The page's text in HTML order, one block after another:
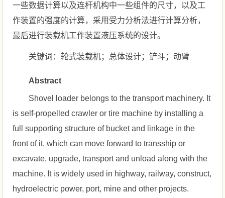
一些数据计算以及连杆机构中一些组件的尺寸，以及工
作装置的强度的计算，采用受力分析法进行计算分析，
最后进行装载机工作装置液压系统的设计。
关键词：轮式装载机；总体设计；铲斗；动臂
Abstract
Shovel loader belongs to the transport machinery. It
is self-propelled crawler or tire machine by installing a
full supporting structure of bucket and linkage in the
front of it, which can move forward to transship or
excavate, upgrade, transport and unload along with the
machine. It is widely used in highway, railway, construct,
hydroelectric power, port, mine and other projects.